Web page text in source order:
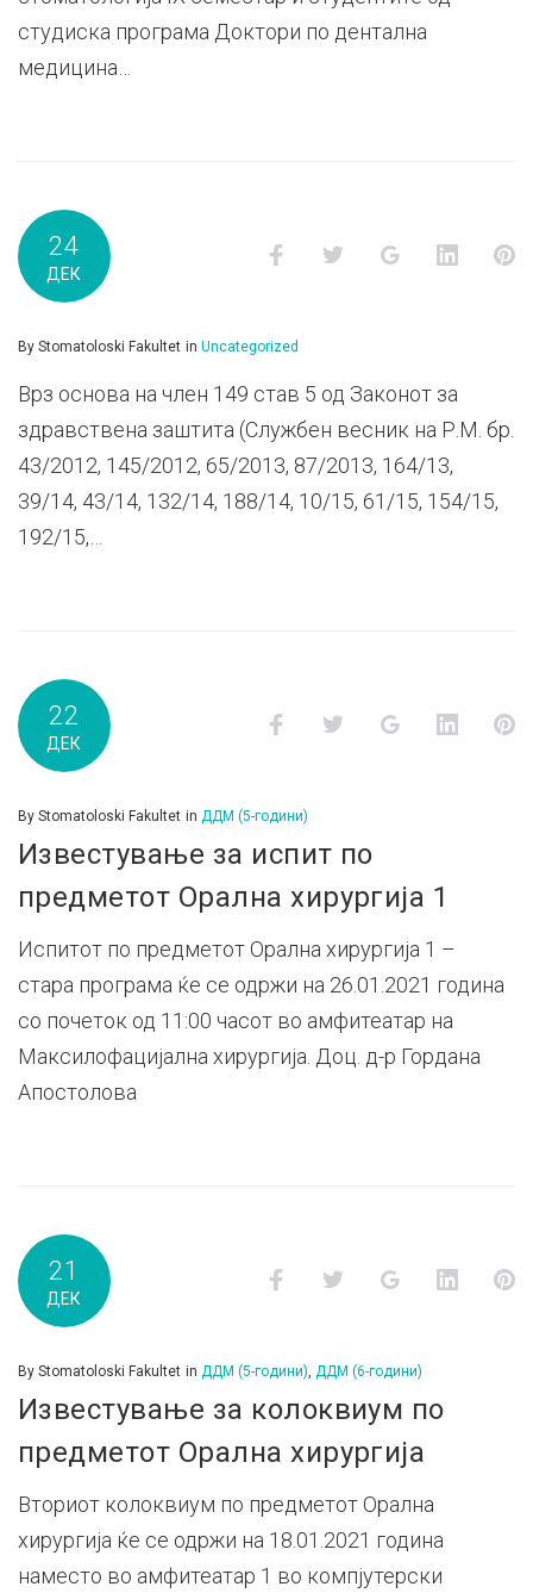
студиска програма Доктори по дентална
медицина…
24
ДЕК
FacebookTwitter Google+
By Stomatoloski Fakultet in Uncategorized
Врз основа на член 149 став 5 од Законот за
здравствена заштита (Службен весник на Р.М. бр.
43/2012, 145/2012, 65/2013, 87/2013, 164/13,
39/14, 43/14, 132/14, 188/14, 10/15, 61/15, 154/15,
192/15,…
22
ДЕК
FacebookTwitter Google+
By Stomatoloski Fakultet in ДДМ (5-години)
Известување за испит по
предметот Орална хирургија 1
Испитот по предметот Орална хирургија 1 –
стара програма ќе се одржи на 26.01.2021 година
со почеток од 11:00 часот во амфитеатар на
Максилофацијална хирургија. Доц. д-р Гордана
Апостолова
21
ДЕК
FacebookTwitter Google+
By Stomatoloski Fakultet in ДДМ (5-години), ДДМ (6-години)
Известување за колоквиум по
предметот Орална хирургија
Вториот колоквиум по предметот Орална
хирургија ќе се одржи на 18.01.2021 година
наместо во амфитеатар 1 во компјутерски